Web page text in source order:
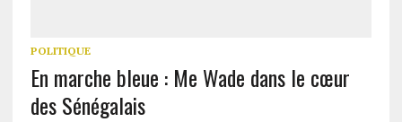
POLITIQUE
En marche bleue : Me Wade dans le cœur
des Sénégalais